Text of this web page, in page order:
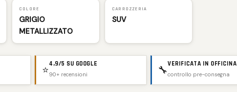
COLORE
GRIGIO
METALLIZZATO
CARROZZERIA
SUV
⭐4,9/5 SU GOOGLE
90+ recensioni 🔧VERIFICATA IN OFFICINA
controllo pre-consegna